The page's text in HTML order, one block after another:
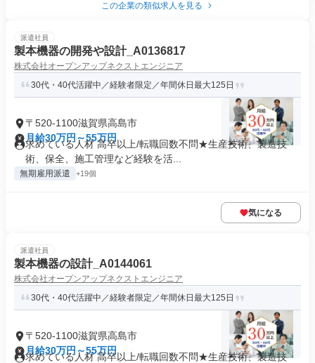
この企業の類似求人を見る
派遣社員
製本機器の開発や設計_A0136817
株式会社オープンアップネクストエンジニア
30代・40代活躍中／経験者限定／年間休日最大125日
〒520-1100滋賀県高島市
月給30万円～55万円
求めている人材 高卒以上/転職回数不問★生産技術、製造技
術、保全、施工管理など経験を活...
無期雇用派遣 +19個
気になる
派遣社員
製本機器の設計_A0144061
株式会社オープンアップネクストエンジニア
30代・40代活躍中／経験者限定／年間休日最大125日
〒520-1100滋賀県高島市
月給30万円～55万円
求めている人材 高卒以上/転職回数不問★生産技術、製造技